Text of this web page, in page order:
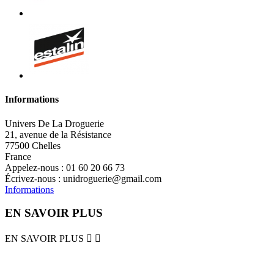
Informations
Univers De La Droguerie
21, avenue de la Résistance
77500 Chelles
France
Appelez-nous : 01 60 20 66 73
Écrivez-nous : unidroguerie@gmail.com
Informations
EN SAVOIR PLUS
EN SAVOIR PLUS  